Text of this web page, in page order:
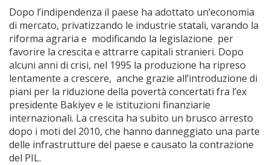
Dopo l’indipendenza il paese ha adottato un’economia
di mercato, privatizzando le industrie statali, varando la
riforma agraria e modificando la legislazione per
favorire la crescita e attrarre capitali stranieri. Dopo
alcuni anni di crisi, nel 1995 la produzione ha ripreso
lentamente a crescere, anche grazie all’introduzione di
piani per la riduzione della povertà concertati fra l’ex
presidente Bakiyev e le istituzioni finanziarie
internazionali. La crescita ha subito un brusco arresto
dopo i moti del 2010, che hanno danneggiato una parte
delle infrastrutture del paese e causato la contrazione
del PIL.